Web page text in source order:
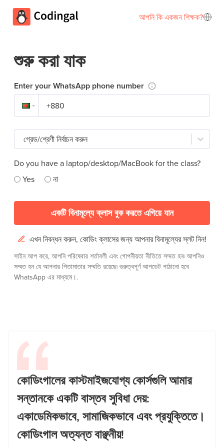
আপনি কি একজন শিক্ষক?
শুরু করা যাক
Enter your WhatsApp phone number
গ্রেড/শ্রেণী নির্বাচন করুন
Do you have a laptop/desktop/MacBook for the class?
Yes
না
একটি বিনামূল্যে ক্লাস বুক করতে এগিয়ে যান
এখন নিবন্ধন করুন, কোডিং ক্লাসের জন্য আপনার বিনামূল্যের স্লট নিন!
সাইন আপ করে, আপনিপরিষেবার শর্তাবলী এবং গোপনীয়তা নীতিতে সম্মত হন৷ আপনিও
সম্মত হন যে আপনার পিতামাতার সম্মতি রয়েছে৷ গুরুত্বপূর্ণ আপডেট পাঠানো হবে
WhatsApp এর মাধ্যমে।.
কোডিংগালের কাস্টমাইজযোগ্য কোর্সগুলি আমার
সন্তানকে একটি বাস্তব সুবিধা দেয়:
একাডেমিকভাবে, সামাজিকভাবে এবং প্রযুক্তিতে।
কোডিংগাল অত্যন্ত বাঞ্ছনীয়!